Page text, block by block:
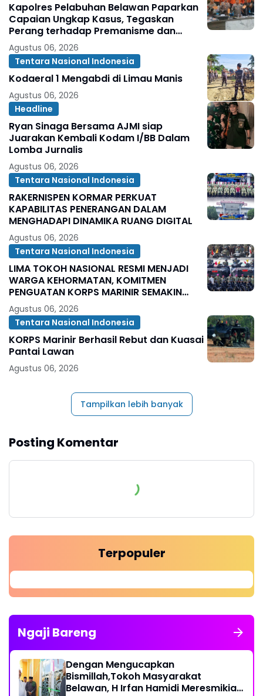
Kapolres Pelabuhan Belawan Paparkan
Capaian Ungkap Kasus, Tegaskan
Perang terhadap Premanisme dan
Narkoba
Agustus 06, 2026
Tentara Nasional Indonesia
Kodaeral 1 Mengabdi di Limau Manis
Agustus 06, 2026
Headline
Ryan Sinaga Bersama AJMI siap
Juarakan Kembali Kodam I/BB Dalam
Lomba Jurnalis
Agustus 06, 2026
Tentara Nasional Indonesia
RAKERNISPEN KORMAR PERKUAT
KAPABILITAS PENERANGAN DALAM
MENGHADAPI DINAMIKA RUANG DIGITAL
Agustus 06, 2026
Tentara Nasional Indonesia
LIMA TOKOH NASIONAL RESMI MENJADI
WARGA KEHORMATAN, KOMITMEN
PENGUATAN KORPS MARINIR SEMAKIN
SOLID
Agustus 06, 2026
Tentara Nasional Indonesia
KORPS Marinir Berhasil Rebut dan Kuasai
Pantai Lawan
Agustus 06, 2026
Tampilkan lebih banyak
Posting Komentar
Terpopuler
Ngaji Bareng
Dengan Mengucapkan
Bismillah,Tokoh Masyarakat
Belawan, H Irfan Hamidi Meresmikian